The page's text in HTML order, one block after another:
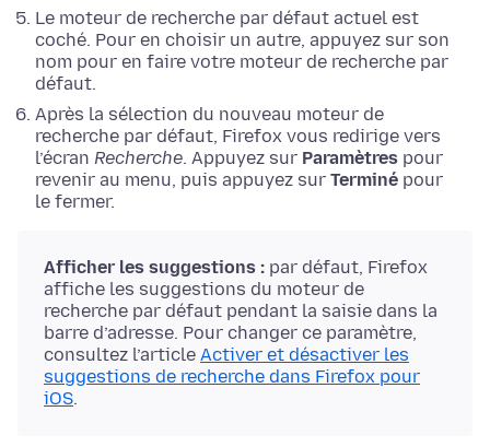
Le moteur de recherche par défaut actuel est
coché. Pour en choisir un autre, appuyez sur son
nom pour en faire votre moteur de recherche par
défaut.
Après la sélection du nouveau moteur de
recherche par défaut, Firefox vous redirige vers
l’écran Recherche. Appuyez sur Paramètres pour
revenir au menu, puis appuyez sur Terminé pour
le fermer.
Afficher les suggestions : par défaut, Firefox
affiche les suggestions du moteur de
recherche par défaut pendant la saisie dans la
barre d’adresse. Pour changer ce paramètre,
consultez l’article Activer et désactiver les
suggestions de recherche dans Firefox pour
iOS.